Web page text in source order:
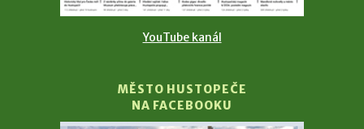
YouTube kanál
MĚSTO HUSTOPEČE
NA FACEBOOKU